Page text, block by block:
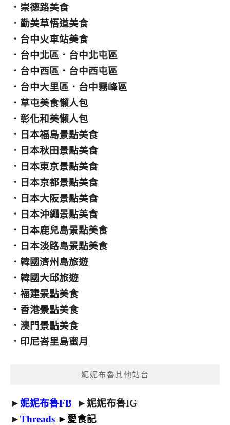
． 崇德路美食
． 勤美草悟道美食
． 台中火車站美食
． 台中北區 ． 台中北屯區
． 台中西區 ． 台中西屯區
． 台中大里區 ． 台中霧峰區
． 草屯美食懶人包
． 彰化和美懶人包
． 日本福島景點美食
． 日本秋田景點美食
． 日本東京景點美食
． 日本京都景點美食
． 日本大阪景點美食
． 日本沖繩景點美食
． 日本鹿兒島景點美食
． 日本淡路島景點美食
． 韓國濟州島旅遊
． 韓國大邱旅遊
． 福建景點美食
． 香港景點美食
． 澳門景點美食
． 印尼峇里島蜜月
妮妮布魯其他站台
►妮妮布魯FB ►妮妮布魯IG
►Threads ► 愛食記